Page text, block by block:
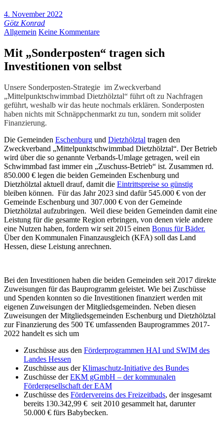
4. November 2022
Götz Konrad
Allgemein Keine Kommentare
Mit „Sonderposten“ tragen sich
Investitionen von selbst
Unsere Sonderposten-Strategie im Zweckverband
„Mittelpunktschwimmbad Dietzhölztal“ führt oft zu Nachfragen
geführt, weshalb wir das heute nochmals erklären. Sonderposten
haben nichts mit Schnäppchenmarkt zu tun, sondern mit solider
Finanzierung.
Die Gemeinden Eschenburg und Dietzhölztal tragen den
Zweckverband „Mittelpunktschwimmbad Dietzhölztal“. Der Betrieb
wird über die so genannte Verbands-Umlage getragen, weil ein
Schwimmbad fast immer ein „Zuschuss-Betrieb“ ist. Zusammen rd.
850.000 € legen die beiden Gemeinden Eschenburg und
Dietzhölztal aktuell drauf, damit die Eintrittspreise so günstig
bleiben können. Für das Jahr 2023 sind dafür 545.000 € von der
Gemeinde Eschenburg und 307.000 € von der Gemeinde
Dietzhölztal aufzubringen. Weil diese beiden Gemeinden damit eine
Leistung für die gesamte Region erbringen, von denen viele andere
eine Nutzen haben, fordern wir seit 2015 einen Bonus für Bäder.
Über den Kommunalen Finanzausgleich (KFA) soll das Land
Hessen, diese Leistung anrechnen.
Bei den Investitionen haben die beiden Gemeinden seit 2017 direkte
Zuweisungen für das Bauprogramm geleistet. Wie bei Zuschüsse
und Spenden konnten so die Investitionen finanziert werden mit
eigenen Zuweisungen der Mitgliedsgemeinden. Neben diesen
Zuweisungen der Mitgliedsgemeinden Eschenburg und Dietzhölztal
zur Finanzierung des 500 T€ umfassenden Bauprogrammes 2017-
2022 handelt es sich um
Zuschüsse aus den Förderprogrammen HAI und SWIM des
Landes Hessen
Zuschüsse aus derKlimaschutz-Initiative des Bundes
Zuschüsse derEKM gGmbH – der kommunalen
Fördergesellschaft der EAM
Zuschüsse des Fördervereins des Freizeitbads, der insgesamt
bereits 130.342,99 € seit 2010 gesammelt hat, darunter
50.000 € fürs Babybecken.